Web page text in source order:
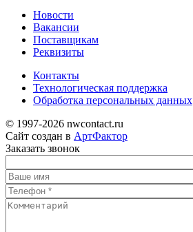
Новости
Вакансии
Поставщикам
Реквизиты
Контакты
Технологическая поддержка
Обработка персональных данных
© 1997-2026 nwcontact.ru
Сайт создан в АртФактор
Заказать звонок